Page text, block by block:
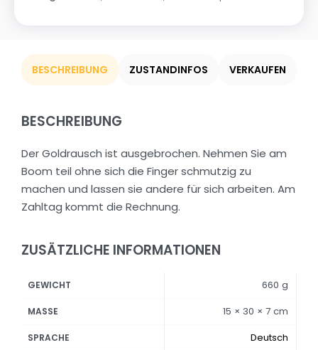
BESCHREIBUNG ZUSTANDINFOS VERKAUFEN
BESCHREIBUNG
Der Goldrausch ist ausgebrochen. Nehmen Sie am
Boom teil ohne sich die Finger schmutzig zu
machen und lassen sie andere für sich arbeiten. Am
Zahltag kommt die Rechnung.
ZUSÄTZLICHE INFORMATIONEN
GEWICHT 660 g
MASSE 15 × 30 × 7 cm
SPRACHE Deutsch